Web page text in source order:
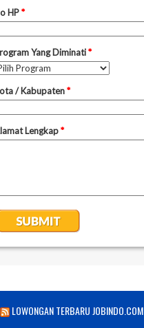
LOWONGAN TERBARU JOBINDO.COM